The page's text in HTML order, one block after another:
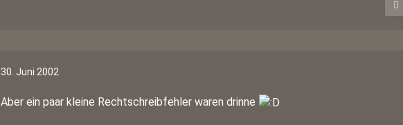
30. Juni 2002
Aber ein paar kleine Rechtschreibfehler waren drinne